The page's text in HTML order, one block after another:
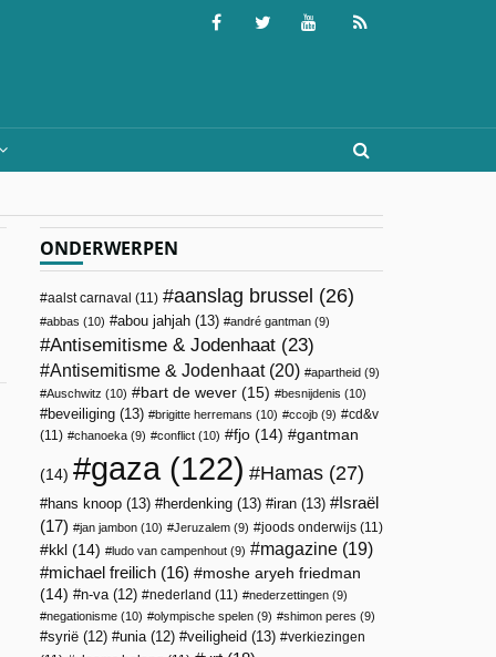
ONDERWERPEN
aalst carnaval (11) aanslag brussel (26)
abbas (10) abou jahjah (13) andré gantman (9)
Antisemitisme & Jodenhaat (23)
Antisemitisme & Jodenhaat(20) apartheid (9)
Auschwitz (10) bart de wever (15) besnijdenis (10)
beveiliging (13) brigitte herremans (10) ccojb (9)
cd&v
(11)
chanoeka (9) conflict (10) fjo (14) gantman
(14) gaza(122) Hamas (27)
hans knoop (13) herdenking (13) iran (13)
Israël
(17)
jan jambon (10) Jeruzalem (9) joods onderwijs (11)
kkl (14) ludo van campenhout (9) magazine (19)
michael freilich (16)
moshe aryeh friedman
(14)
n-va(12) nederland (11) nederzettingen (9)
negationisme (10) olympische spelen (9) shimon peres (9)
syrië (12) unia(12) veiligheid (13)
verkiezingen